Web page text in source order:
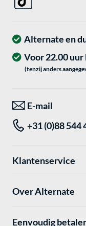
Alternate en
Voor 22.00
(tenzij anders
E-mail
+31 (0)88 544
Klantenservice
Over Alternate
Eenvoudig